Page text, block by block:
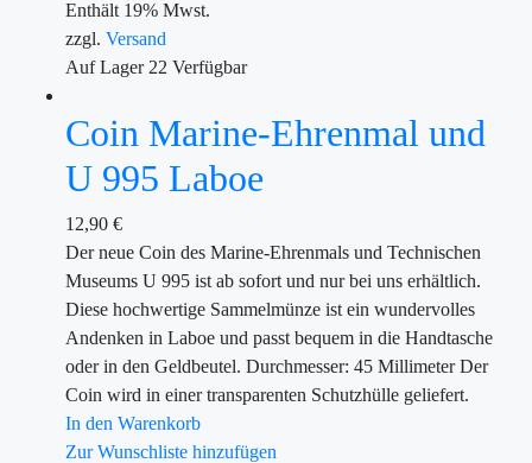
Enthält 19% Mwst.
zzgl. Versand
Auf Lager22 Verfügbar
Coin Marine-Ehrenmal und
U 995 Laboe
12,90 €
Der neue Coin des Marine-Ehrenmals und Technischen
Museums U 995 ist ab sofort und nur bei uns erhältlich.
Diese hochwertige Sammelmünze ist ein wundervolles
Andenken in Laboe und passt bequem in die Handtasche
oder in den Geldbeutel. Durchmesser: 45 Millimeter Der
Coin wird in einer transparenten Schutzhülle geliefert.
In den Warenkorb
Zur Wunschliste hinzufügen